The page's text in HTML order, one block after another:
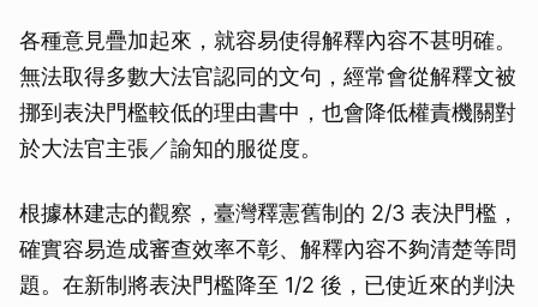
各種意見疊加起來，就容易使得解釋內容不甚明確。
無法取得多數大法官認同的文句，經常會從解釋文被
挪到表決門檻較低的理由書中，也會降低權責機關對
於大法官主張／諭知的服從度。
根據林建志的觀察，臺灣釋憲舊制的 2/3 表決門檻，
確實容易造成審查效率不彰、解釋內容不夠清楚等問
題。在新制將表決門檻降至 1/2 後，已使近來的判決